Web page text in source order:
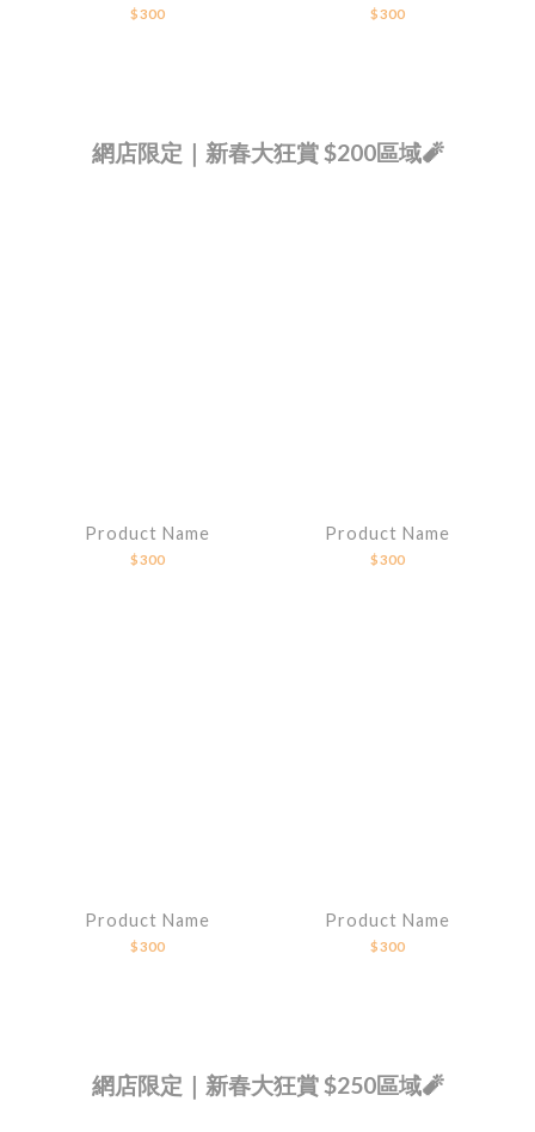
$300 $300
網店限定｜新春大狂賞 $200區域🧨
Product Name
$300
Product Name
$300
Product Name
$300
Product Name
$300
網店限定｜新春大狂賞 $250區域🧨